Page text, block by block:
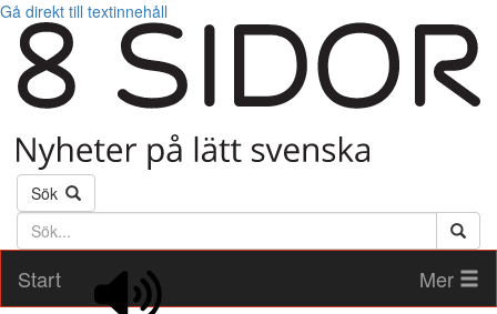
Gå direkt till textinnehåll
Sök
Söktext
Start
Mer